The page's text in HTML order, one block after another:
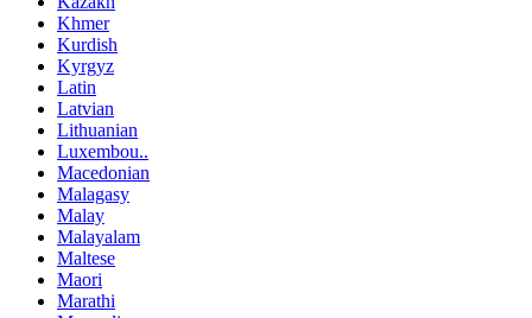
Khmer
Kurdish
Kyrgyz
Latin
Latvian
Lithuanian
Luxembou..
Macedonian
Malagasy
Malay
Malayalam
Maltese
Maori
Marathi